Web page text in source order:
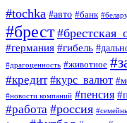
#tochka #авто #банк
#брест
#германия #гибель
#драгоценность #животное
#кредит #курс_валют
#новости компаний #пенсия
#работа #россия